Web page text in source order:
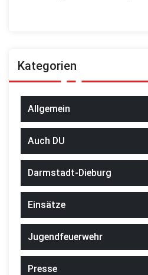
Kategorien
Allgemein
Auch DU
Darmstadt-Dieburg
Einsätze
Jugendfeuerwehr
Presse